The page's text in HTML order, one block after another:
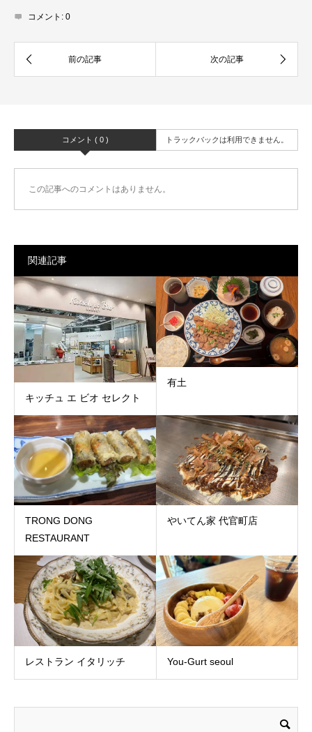
コメント: 0
コメント ( 0 ) トラックバックは利用できません。
この記事へのコメントはありません。
関連記事
キッチュ エ ビオ セレクト
有土
TRONG DONG
RESTAURANT
やいてん家 代官町店
レストラン イタリッチ You-Gurt seoul